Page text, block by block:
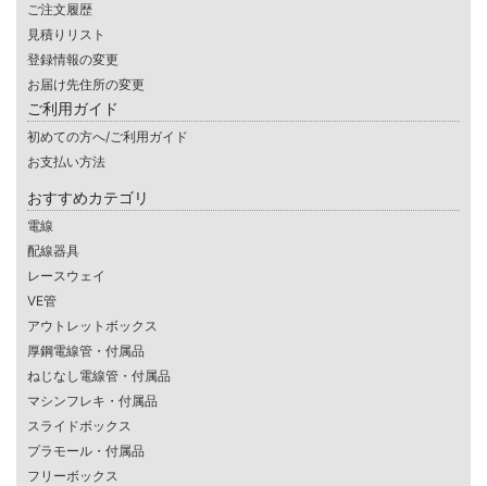
ご注文履歴
見積りリスト
登録情報の変更
お届け先住所の変更
ご利用ガイド
初めての方へ/ご利用ガイド
お支払い方法
おすすめカテゴリ
電線
配線器具
レースウェイ
VE管
アウトレットボックス
厚鋼電線管・付属品
ねじなし電線管・付属品
マシンフレキ・付属品
スライドボックス
プラモール・付属品
フリーボックス